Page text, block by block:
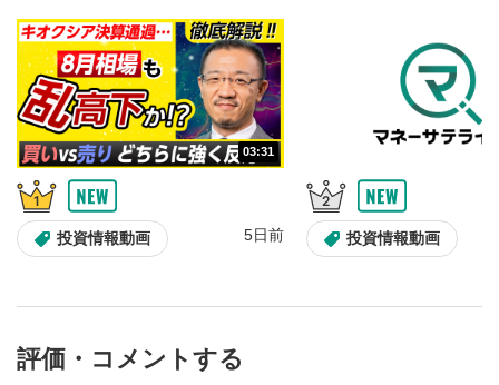
再生位置を示しています。再生したい位置をクリック
するとその位置から動画が再生されます。
6
画質/再生速度の設定
画質の選択/再生速度の変更ができます。
7
音量調整
スライダーを上下すると音量が調整できます。
8
全画面表示
03:31
投資情報動画 5日前 投資情報動画
評価・コメントする